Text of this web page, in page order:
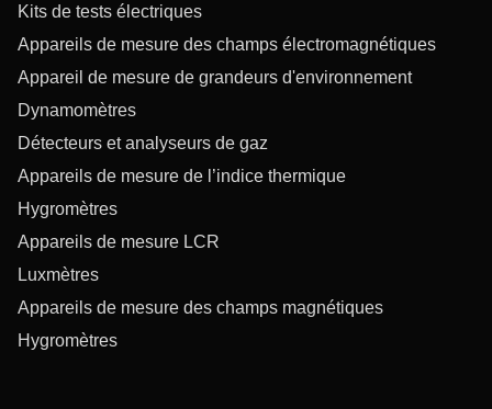
Kits de tests électriques
Appareils de mesure des champs électromagnétiques
Appareil de mesure de grandeurs d'environnement
Dynamomètres
Détecteurs et analyseurs de gaz
Appareils de mesure de l’indice thermique
Hygromètres
Appareils de mesure LCR
Luxmètres
Appareils de mesure des champs magnétiques
Hygromètres